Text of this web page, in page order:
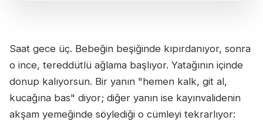
Saat gece üç. Bebeğin beşiğinde kıpırdanıyor, sonra
o ince, tereddütlü ağlama başlıyor. Yatağının içinde
donup kalıyorsun. Bir yanın "hemen kalk, git al,
kucağına bas" diyor; diğer yanın ise kayınvalidenin
akşam yemeğinde söylediği o cümleyi tekrarlıyor: